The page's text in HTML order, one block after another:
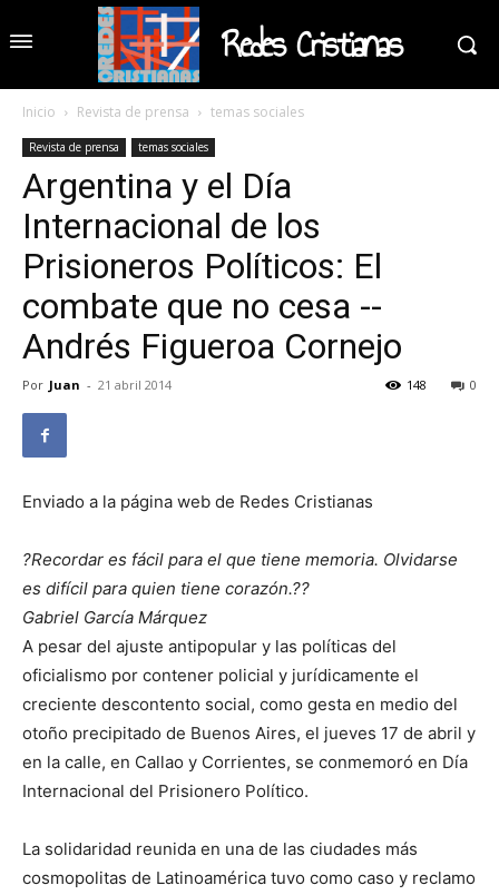
Redes Cristianas
Inicio Revista de prensa temas sociales
Revista de prensa temas sociales
Argentina y el Día
Internacional de los
Prisioneros Políticos: El
combate que no cesa --
Andrés Figueroa Cornejo
Por Juan - 21 abril 2014 0
148
Enviado a la página web de Redes Cristianas
?Recordar es fácil para el que tiene memoria. Olvidarse
es difícil para quien tiene corazón.??
Gabriel García Márquez
A pesar del ajuste antipopular y las políticas del
oficialismo por contener policial y jurídicamente el
creciente descontento social, como gesta en medio del
otoño precipitado de Buenos Aires, el jueves 17 de abril y
en la calle, en Callao y Corrientes, se conmemoró en Día
Internacional del Prisionero Político.
La solidaridad reunida en una de las ciudades más
cosmopolitas de Latinoamérica tuvo como caso y reclamo